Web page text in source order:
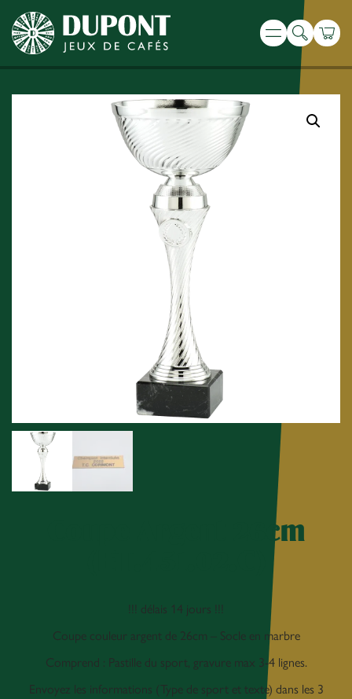
Menu
Recherche
Coupe Argent 26cm
!!! délais 14 jours !!!
Coupe couleur argent de 26cm – Socle en marbre
Comprend : Pastille du sport, gravure max 3-4 lignes.
Envoyez les informations (Type de sport et texte) dans les 3